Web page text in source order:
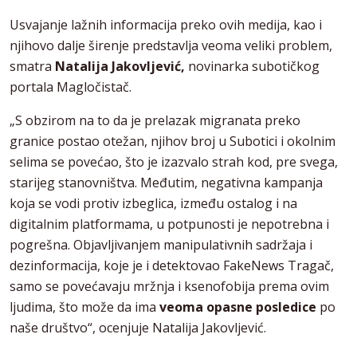
Usvajanje lažnih informacija preko ovih medija, kao i
njihovo dalje širenje predstavlja veoma veliki problem,
smatra Natalija Jakovljević, novinarka subotičkog
portala Magločistač.
„S obzirom na to da je prelazak migranata preko
granice postao otežan, njihov broj u Subotici i okolnim
selima se povećao, što je izazvalo strah kod, pre svega,
starijeg stanovništva. Međutim, negativna kampanja
koja se vodi protiv izbeglica, između ostalog i na
digitalnim platformama, u potpunosti je nepotrebna i
pogrešna. Objavljivanjem manipulativnih sadržaja i
dezinformacija, koje je i detektovao FakeNews Tragač,
samo se povećavaju mržnja i ksenofobija prema ovim
ljudima, što može da ima veoma opasne posledice po
naše društvo“, ocenjuje Natalija Jakovljević.